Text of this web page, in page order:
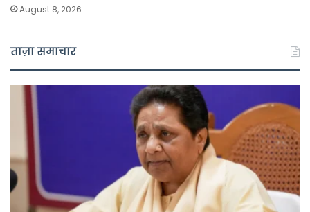
August 8, 2026
ताज़ा समाचार